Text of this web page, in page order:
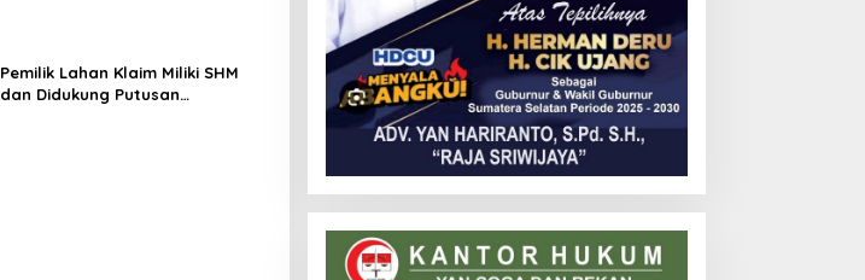
Pemilik Lahan Klaim Miliki SHM
dan Didukung Putusan